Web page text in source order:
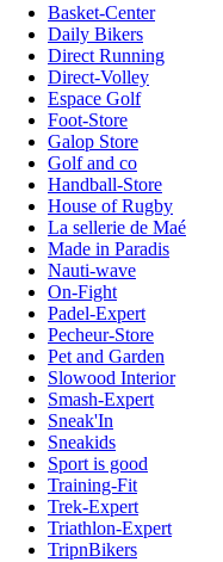
Basket-Center
Daily Bikers
Direct Running
Direct-Volley
Espace Golf
Foot-Store
Galop Store
Golf and co
Handball-Store
House of Rugby
La sellerie de Maé
Made in Paradis
Nauti-wave
On-Fight
Padel-Expert
Pecheur-Store
Pet and Garden
Slowood Interior
Smash-Expert
Sneak'In
Sneakids
Sport is good
Training-Fit
Trek-Expert
Triathlon-Expert
TripnBikers